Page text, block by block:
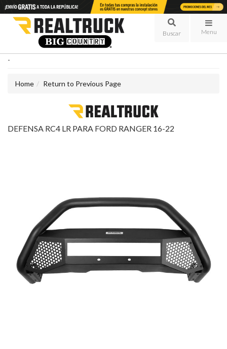
Menu
-
Home Return to Previous Page
DEFENSA RC4 LR PARA FORD RANGER 16-22